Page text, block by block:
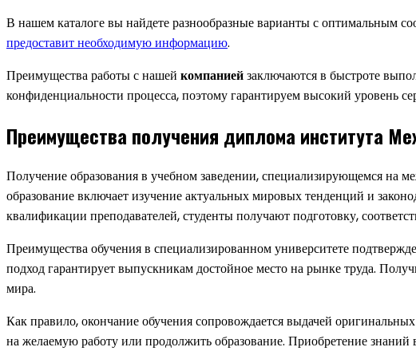
В нашем каталоге вы найдете разнообразные варианты с оптимальным
предоставит необходимую информацию.
Преимущества работы с нашей компаниейзаключаются в быстроте
конфиденциальности процесса, поэтому гарантируем высокий уровень
Преимущества получения диплома института
Получение образования в учебном заведении, специализирующемся на
образование включает изучение актуальных мировых тенденций и
квалификации преподавателей, студенты получают подготовку,
Преимущества обучения в специализированном университете
подход гарантирует выпускникам достойное место на рынке труда.
мира.
Как правило, окончание обучения сопровождается выдачей
на желаемую работу или продолжить образование. Приобретение